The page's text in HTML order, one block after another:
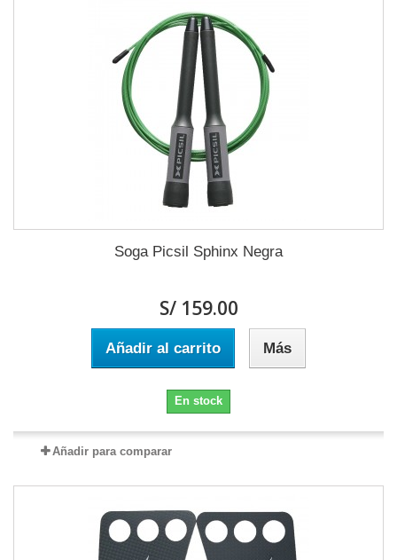
Soga Picsil Sphinx Negra
S/ 159.00
Añadir al carrito Más
En stock
Añadir para comparar